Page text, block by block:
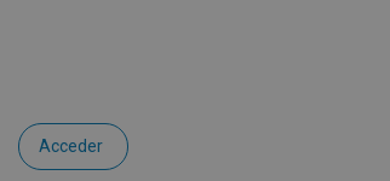
Acceder